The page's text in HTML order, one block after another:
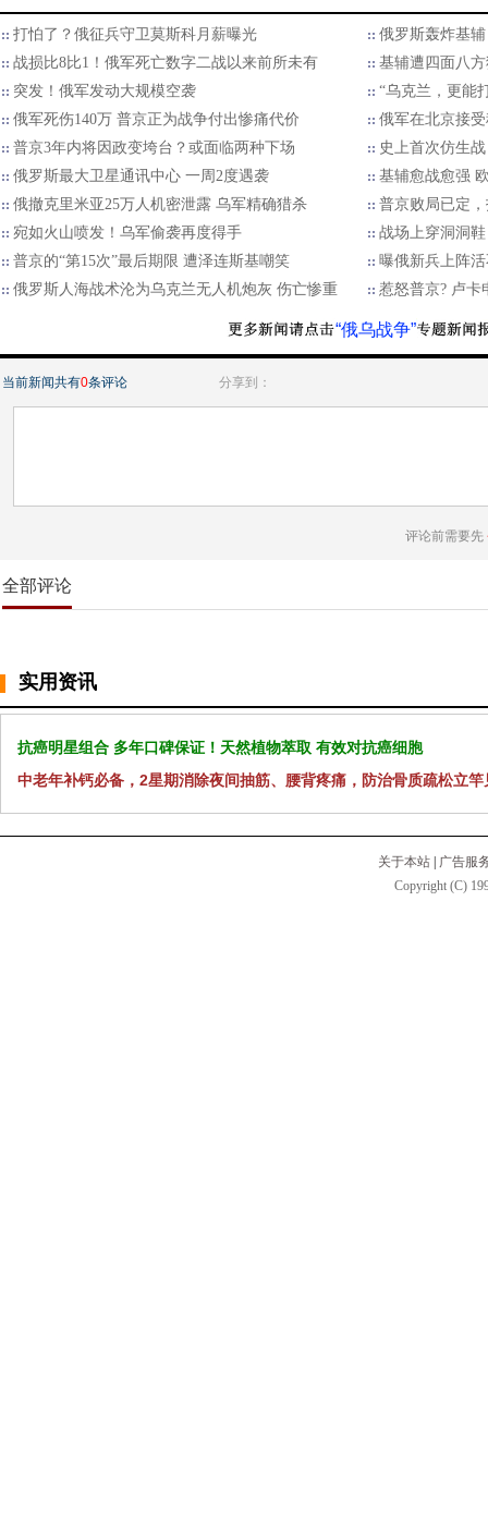
打怕了？俄征兵守卫莫斯科月薪曝光
俄罗斯轰炸基
战损比8比1！俄军死亡数字二战以来前所未有
基辅遭四面八
突发！俄军发动大规模空袭
“乌克兰，更能
俄军死伤140万 普京正为战争付出惨痛代价
俄军在北京接
普京3年内将因政变垮台？或面临两种下场
史上首次仿生
俄罗斯最大卫星通讯中心 一周2度遇袭
基辅愈战愈强
俄撤克里米亚25万人机密泄露 乌军精确猎杀
普京败局已定
宛如火山喷发！乌军偷袭再度得手
战场上穿洞洞
普京的“第15次”最后期限 遭泽连斯基嘲笑
曝俄新兵上阵
俄罗斯人海战术沦为乌克兰无人机炮灰 伤亡惨重
惹怒普京? 卢卡
“俄乌战争”
当前新闻共有0条评论 分享到：
评论前需要先
全部评论
实用资讯
抗癌明星组合 多年口碑保证！天然植物萃取 有效对抗癌细胞
中老年补钙必备，2星期消除夜间抽筋、腰背疼痛，防治骨质疏松立竿
关于本站
广告服
Copyright (C)